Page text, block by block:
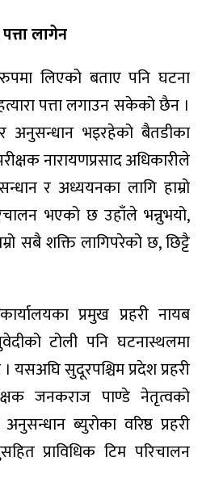
लागेन
लिएको बताए पनि घटना
पत्ता लगाउन सकेको छैन ।
अनुसन्धान भइरहेको बैतडीका
नारायणप्रसाद अधिकारीले
र अध्ययनका लागि हाम्रो
भएको छ उहाँले भन्नुभयो,
सबै शक्ति लागिपरेको छ, छिट्टै
प्रमुख प्रहरी नायब
टोली पनि घटनास्थलमा
सुदूरपश्चिम प्रदेश प्रहरी
जनकराज पाण्डे नेतृत्वको
ब्युरोका वरिष्ठ प्रहरी
प्राविधिक टिम परिचालन